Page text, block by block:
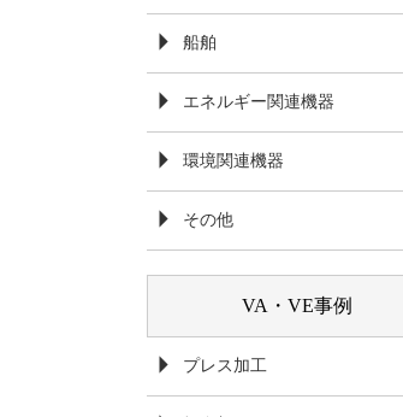
船舶
エネルギー関連機器
環境関連機器
その他
VA・VE事例
プレス加工